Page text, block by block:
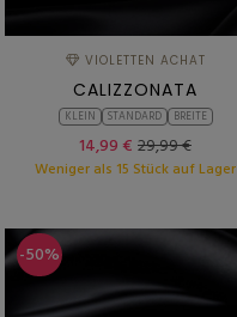
VIOLETTEN ACHAT
CALIZZONATA
KLEIN STANDARD BREITE
14,99 € 29,99 €
Weniger als 15 Stück auf Lager
-50%